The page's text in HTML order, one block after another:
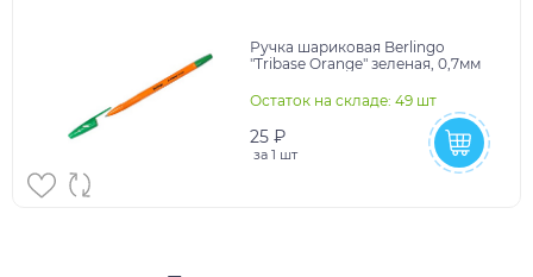
Ручка шариковая Berlingo
"Tribase Orange" зеленая, 0,7мм
Остаток на складе: 49 шт
25 ₽
за 1 шт